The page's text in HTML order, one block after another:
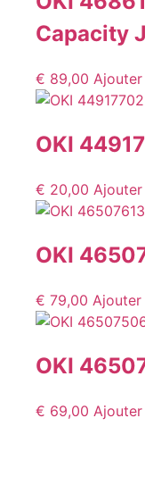
Capacity
€ 89,00
OKI
€ 20,00
OKI
€ 79,00 Ajouter
OKI
€ 69,00